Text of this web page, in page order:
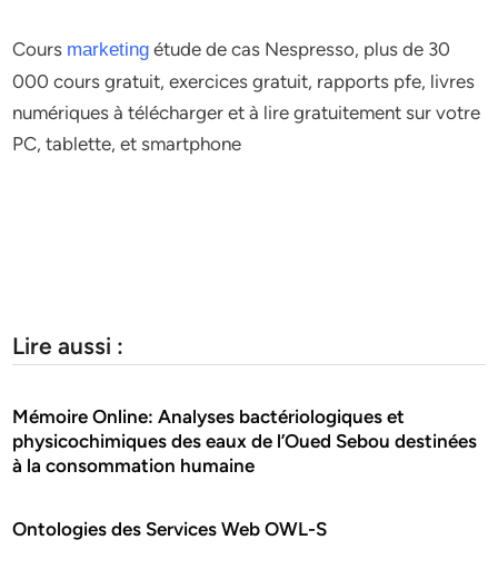
Cours marketing étude de cas Nespresso, plus de 30
000 cours gratuit, exercices gratuit, rapports pfe, livres
numériques à télécharger et à lire gratuitement sur votre
PC, tablette, et smartphone
Lire aussi :
Mémoire Online: Analyses bactériologiques et
physicochimiques des eaux de l’Oued Sebou destinées
à la consommation humaine
Ontologies des Services Web OWL-S